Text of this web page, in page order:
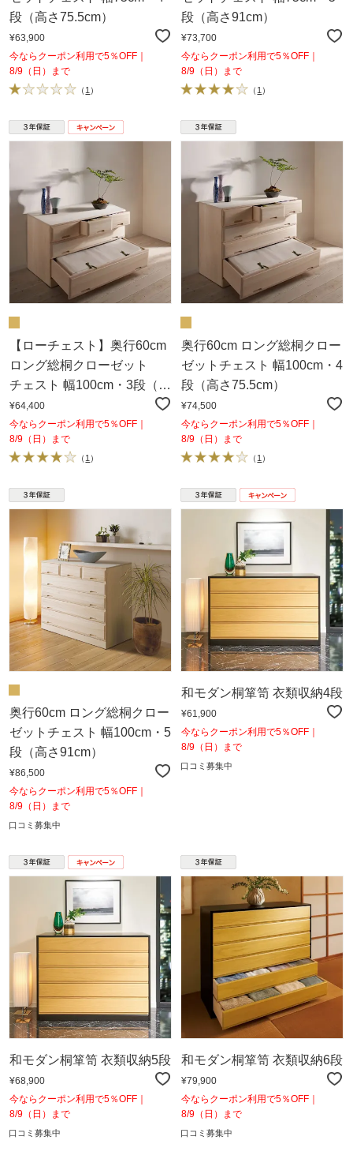
段（高さ75.5cm）
¥63,900
今ならクーポン利用で5％OFF｜
8/9（日）まで
（ 1 ）
段（高さ91cm）
¥73,700
今ならクーポン利用で5％OFF｜
8/9（日）まで
（ 1 ）
【ローチェスト】奥行60cm
ロング総桐クローゼット
チェスト 幅100cm・3段（高
さ60.5cm）
¥64,400
今ならクーポン利用で5％OFF｜
8/9（日）まで
（ 1 ）
奥行60cm ロング総桐クロー
ゼットチェスト 幅100cm・4
段（高さ75.5cm）
¥74,500
今ならクーポン利用で5％OFF｜
8/9（日）まで
（ 1 ）
奥行60cm ロング総桐クロー
ゼットチェスト 幅100cm・5
段（高さ91cm）
¥86,500
今ならクーポン利用で5％OFF｜
8/9（日）まで
口コミ募集中
和モダン桐箪笥 衣類収納4段
¥61,900
今ならクーポン利用で5％OFF｜
8/9（日）まで
口コミ募集中
和モダン桐箪笥 衣類収納5段
¥68,900
今ならクーポン利用で5％OFF｜
8/9（日）まで
口コミ募集中
和モダン桐箪笥 衣類収納6段
¥79,900
今ならクーポン利用で5％OFF｜
8/9（日）まで
口コミ募集中